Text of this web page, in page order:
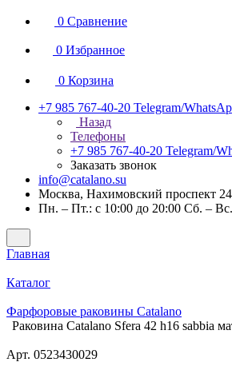
0 Сравнение
0 Избранное
0 Корзина
+7 985 767-40-20 Telegram/
Назад
Телефоны
+7 985 767-40-20 Telegram/
Заказать звонок
info@catalano.su
Москва, Нахимовский проспект
Пн. – Пт.: с 10:00 до 20:00 Сб. –
Главная
Каталог
Фарфоровые раковины Catalano
Раковина Catalano Sfera 42 h16 sabbia
Арт. 0523430029